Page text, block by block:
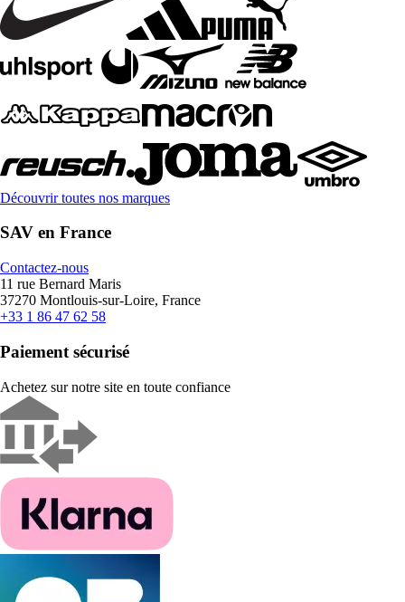
Découvrir toutes nos marques
SAV en France
Contactez-nous
11 rue Bernard Maris
37270 Montlouis-sur-Loire, France
+33 1 86 47 62 58
Paiement sécurisé
Achetez sur notre site en toute confiance